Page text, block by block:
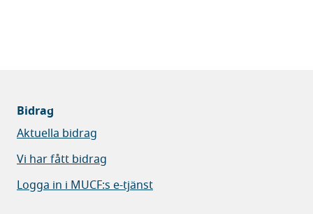
Bidrag
Aktuella bidrag
Vi har fått bidrag
Logga in i MUCF:s e-tjänst